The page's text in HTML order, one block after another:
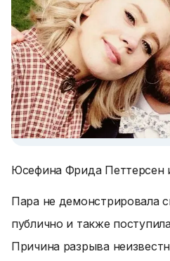
Юсефина Фрида Петтерсен
Пара не демонстрировала
публично и также
Причина разрыва